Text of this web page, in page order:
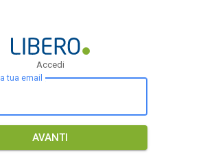
Accedi
tua email
AVANTI